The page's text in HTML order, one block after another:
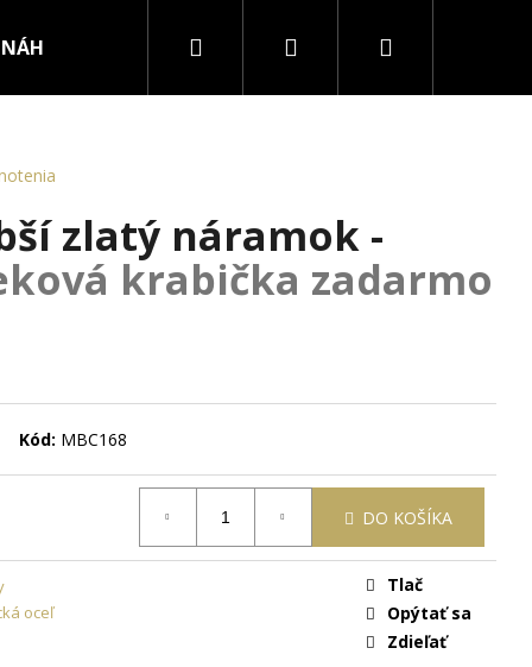
NÁHRDELNÍKY PRSTENE
Hľadať PrihlásenieNákupný
zlatý náramok -
krabička zadarmo
Kód: MBC168
DO KOŠÍKA
oceľ
Tlač
Opýtať sa
Zdieľať
OCELE